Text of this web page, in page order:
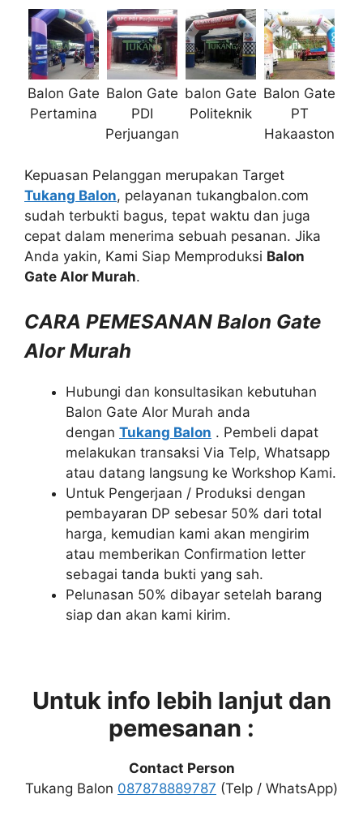
Balon Gate
Pertamina
Balon Gate
PDI
Perjuangan
balon Gate
Politeknik
Balon Gate
PT
Hakaaston
Kepuasan Pelanggan merupakan Target
Tukang Balon, pelayanan tukangbalon.com
sudah terbukti bagus, tepat waktu dan juga
cepat dalam menerima sebuah pesanan. Jika
Anda yakin, Kami Siap Memproduksi Balon
Gate Alor Murah.
CARA PEMESANAN Balon Gate
Alor Murah
Hubungi dan konsultasikan kebutuhan
Balon Gate Alor Murah anda
dengan Tukang Balon . Pembeli dapat
melakukan transaksi Via Telp, Whatsapp
atau datang langsung ke Workshop Kami.
Untuk Pengerjaan / Produksi dengan
pembayaran DP sebesar 50% dari total
harga, kemudian kami akan mengirim
atau memberikan Confirmation letter
sebagai tanda bukti yang sah.
Pelunasan 50% dibayar setelah barang
siap dan akan kami kirim.
Untuk info lebih lanjut dan
pemesanan :
Contact Person
Tukang Balon 087878889787 (Telp / WhatsApp)